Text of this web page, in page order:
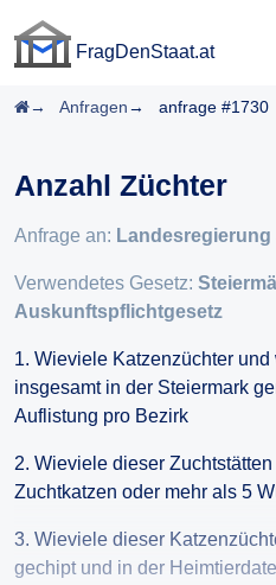
FragDenStaat.at
Startseite
Anfragen anfrage #1730
Anzahl Züchter
Anfrage an: Landesregierung
Verwendetes Gesetz:
Auskunftspflichtgesetz
1. Wieviele Katzenzüchter
insgesamt in der Steiermark
Auflistung pro Bezirk
2. Wieviele dieser
Zuchtkatzen oder mehr als 5
3. Wieviele dieser
gechipt und in der